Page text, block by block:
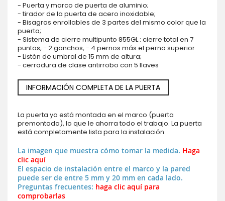
- Puerta y marco de puerta de aluminio;
- tirador de la puerta de acero inoxidable;
- Bisagras enrollables de 3 partes del mismo color que la
puerta;
- Sistema de cierre multipunto 855GL : cierre total en 7
puntos, - 2 ganchos, - 4 pernos más el perno superior
- Listón de umbral de 15 mm de altura;
- cerradura de clase antirrobo con 5 llaves
INFORMACIÓN COMPLETA DE LA PUERTA
La puerta ya está montada en el marco (puerta
premontada), lo que le ahorra todo el trabajo. La puerta
está completamente lista para la instalación
La imagen que muestra cómo tomar la medida. Haga
clic aquí
El espacio de instalación entre el marco y la pared
puede ser de entre 5 mm y 20 mm en cada lado.
Preguntas frecuentes: haga clic aquí para
comprobarlas